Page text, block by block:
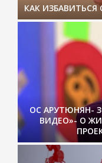
КАК
ОС АРУТЮНЯН-
ВИДЕО»- О